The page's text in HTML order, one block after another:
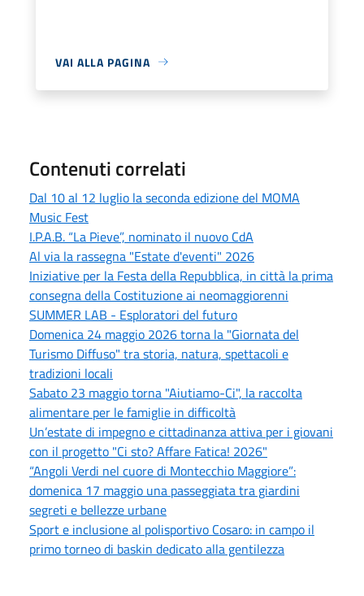
VAI ALLA PAGINA
Contenuti correlati
Dal 10 al 12 luglio la seconda edizione del MOMA
Music Fest
I.P.A.B. “La Pieve”, nominato il nuovo CdA
Al via la rassegna "Estate d'eventi" 2026
Iniziative per la Festa della Repubblica, in città la prima
consegna della Costituzione ai neomaggiorenni
SUMMER LAB - Esploratori del futuro
Domenica 24 maggio 2026 torna la "Giornata del
Turismo Diffuso" tra storia, natura, spettacoli e
tradizioni locali
Sabato 23 maggio torna "Aiutiamo-Ci", la raccolta
alimentare per le famiglie in difficoltà
Un’estate di impegno e cittadinanza attiva per i giovani
con il progetto "Ci sto? Affare Fatica! 2026"
“Angoli Verdi nel cuore di Montecchio Maggiore”:
domenica 17 maggio una passeggiata tra giardini
segreti e bellezze urbane
Sport e inclusione al polisportivo Cosaro: in campo il
primo torneo di baskin dedicato alla gentilezza